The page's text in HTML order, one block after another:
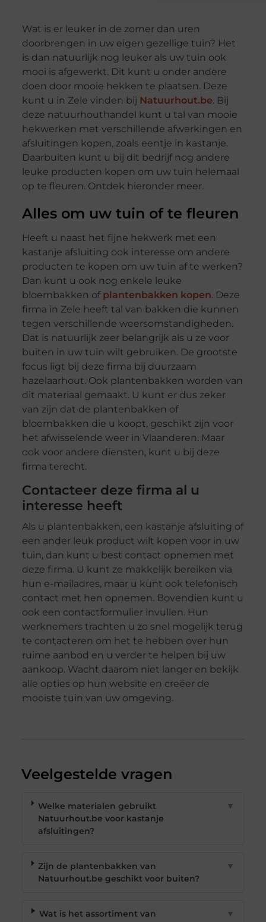
Wat is er leuker in de zomer dan uren
doorbrengen in uw eigen gezellige tuin? Het
is dan natuurlijk nog leuker als uw tuin ook
mooi is afgewerkt. Dit kunt u onder andere
doen door mooie hekken te plaatsen. Deze
kunt u in Zele vinden bij Natuurhout.be. Bij
deze natuurhouthandel kunt u tal van mooie
hekwerken met verschillende afwerkingen en
afsluitingen kopen, zoals eentje in kastanje.
Daarbuiten kunt u bij dit bedrijf nog andere
leuke producten kopen om uw tuin helemaal
op te fleuren. Ontdek hieronder meer.
Alles om uw tuin of te fleuren
Heeft u naast het fijne hekwerk met een
kastanje afsluiting ook interesse om andere
producten te kopen om uw tuin af te werken?
Dan kunt u ook nog enkele leuke
bloembakken of plantenbakken kopen. Deze
firma in Zele heeft tal van bakken die kunnen
tegen verschillende weersomstandigheden.
Dat is natuurlijk zeer belangrijk als u ze voor
buiten in uw tuin wilt gebruiken. De grootste
focus ligt bij deze firma bij duurzaam
hazelaarhout. Ook plantenbakken worden van
dit materiaal gemaakt. U kunt er dus zeker
van zijn dat de plantenbakken of
bloembakken die u koopt, geschikt zijn voor
het afwisselende weer in Vlaanderen. Maar
ook voor andere diensten, kunt u bij deze
firma terecht.
Contacteer deze firma al u
interesse heeft
Als u plantenbakken, een kastanje afsluiting of
een ander leuk product wilt kopen voor in uw
tuin, dan kunt u best contact opnemen met
deze firma. U kunt ze makkelijk bereiken via
hun e-mailadres, maar u kunt ook telefonisch
contact met hen opnemen. Bovendien kunt u
ook een contactformulier invullen. Hun
werknemers trachten u zo snel mogelijk terug
te contacteren om het te hebben over hun
ruime aanbod en u verder te helpen bij uw
aankoop. Wacht daarom niet langer en bekijk
alle opties op hun website en creëer de
mooiste tuin van uw omgeving.
Veelgestelde vragen
Welke materialen gebruikt
Natuurhout.be voor kastanje
afsluitingen?
▼
Zijn de plantenbakken van
Natuurhout.be geschikt voor buiten?
▼
Wat is het assortiment van
▼